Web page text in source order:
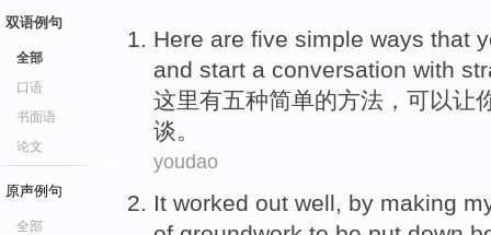
双语例句
全部
口语
书面语
论文
原声例句
全部
Here are five simple ways that
and start a conversation with
这里有五种简单的方法 ， 可以让
谈。
youdao
It worked out well, by making